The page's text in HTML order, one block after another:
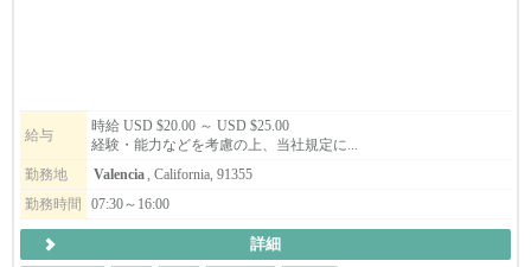
給与
時給 USD $20.00 ～ USD $25.00
経験・能力などを考慮の上、当社規定に...
勤務地
Valencia, California, 91355
勤務時間
07:30～16:00
詳細